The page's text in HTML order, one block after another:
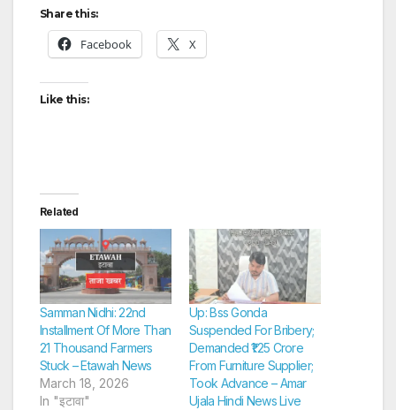
Share this:
Facebook X
Like this:
Related
Samman Nidhi: 22nd
Installment Of More Than
21 Thousand Farmers
Stuck – Etawah News
March 18, 2026
In "इटावा"
Up: Bss Gonda
Suspended For Bribery;
Demanded ₹1.25 Crore
From Furniture Supplier;
Took Advance – Amar
Ujala Hindi News Live